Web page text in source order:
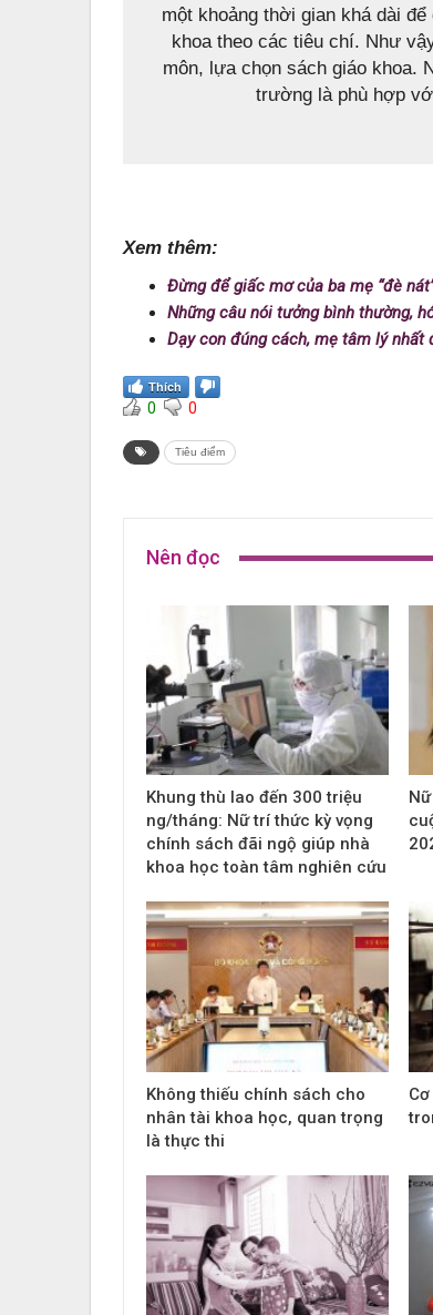
một khoảng thời gian khá dài
khoa theo các tiêu chí. Như
môn, lựa chọn sách giáo khoa.
trường là phù hợp
Xem thêm:
Đừng để giấc mơ của ba mẹ “đè
Những câu nói tưởng bình thường,
Dạy con đúng cách, mẹ tâm lý nhất
Thích
0 0
Tiêu điểm
Nên đọc
Khung thù lao đến 300 triệu
ng/tháng: Nữ trí thức kỳ vọng
chính sách đãi ngộ giúp nhà
khoa học toàn tâm nghiên cứu
Không thiếu chính sách cho
nhân tài khoa học, quan trọng
là thực thi